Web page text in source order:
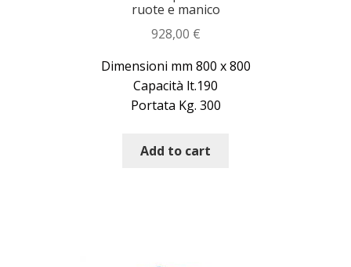
ruote e manico
928,00 €
Dimensioni mm 800 x 800
Capacità lt.190
Portata Kg. 300
Add to cart